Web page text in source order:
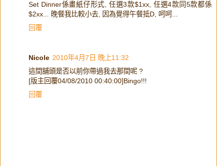
Set Dinner係畫紙仔形式, 任選3款$1xx, 任選4款同5款都係
$2xx... 晚餐我比較小去, 因為覺得午餐抵D, 呵呵...
回覆
Nicole 2010年4月7日 晚上11:32
這間舖頭是否以前你帶過我去那間呢 ?
[版主回覆04/08/2010 00:40:00]Bingo!!!
回覆